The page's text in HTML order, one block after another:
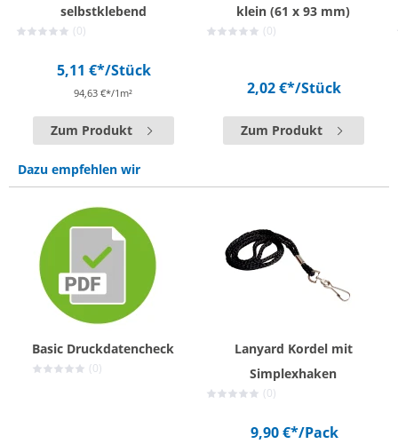
selbstklebend
(0)
5,11 €*/Stück
94,63 €*/1m²
Zum Produkt
klein (61 x 93 mm)
(0)
2,02 €*/Stück
Zum Produkt
Dazu empfehlen wir
Basic Druckdatencheck
(0)
Lanyard Kordel mit
Simplexhaken
(0)
9,90 €*/Pack